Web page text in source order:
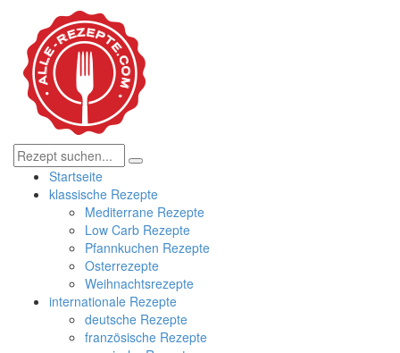
Startseite
klassische Rezepte
Mediterrane Rezepte
Low Carb Rezepte
Pfannkuchen Rezepte
Osterrezepte
Weihnachtsrezepte
internationale Rezepte
deutsche Rezepte
französische Rezepte